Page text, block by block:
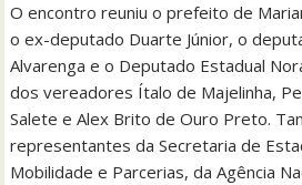
O encontro reuniu o prefeito de
o ex-deputado Duarte Júnior, o
Alvarenga e o Deputado Estadual
dos vereadores Ítalo de Majelinha,
Salete e Alex Brito de Ouro Preto.
representantes da Secretaria de
Mobilidade e Parcerias, da Agência